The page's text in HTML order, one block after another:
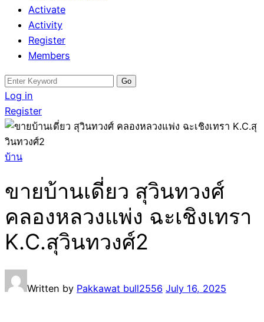
Activate
Activity
Register
Members
Search
for:
Log in
Register
บ้าน
ขายบ้านเดี่ยว สุวินทวงศ์
คลองหลวงแพ่ง ฉะเชิงเทรา
K.C.สุวินทวงศ์2
Written by Pakkawat bull2556 July 16, 2025